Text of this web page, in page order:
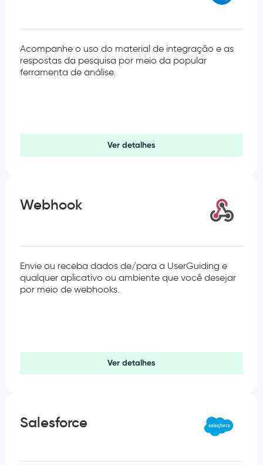
Acompanhe o uso do material de integração e as
respostas da pesquisa por meio da popular
ferramenta de análise.
Ver detalhes
Webhook
Envie ou receba dados de/para a UserGuiding e
qualquer aplicativo ou ambiente que você desejar
por meio de webhooks.
Ver detalhes
Salesforce